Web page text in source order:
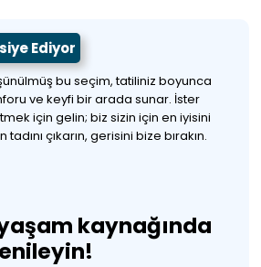
Ediyor
bu seçim, tatiliniz boyunca
ve keyfi bir arada sunar. İster
için gelin; biz sizin için en iyisini
çıkarın, gerisini bize bırakın.
kaynağında